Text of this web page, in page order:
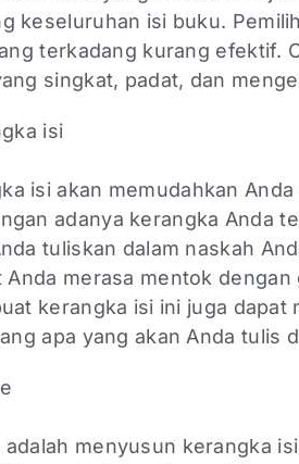
keseluruhan isi buku.
terkadang kurang efektif.
singkat, padat, dan
isi
isi akan memudahkan
adanya kerangka Anda
tuliskan dalam naskah
merasa mentok
kerangka isi ini juga dapat
apa yang akan Anda tulis
menyusun kerangka